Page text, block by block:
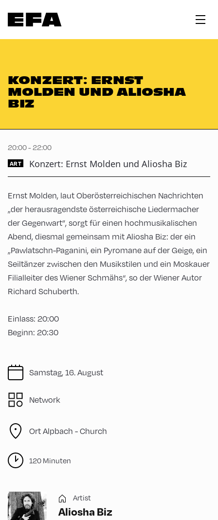
KONZERT: ERNST
MOLDEN UND ALIOSHA
BIZ
20:00 - 22:00
ART Konzert: Ernst Molden und Aliosha Biz
Samstag, 16. August
Network
Ort Alpbach -Church
120 Minuten
Ernst Molden, laut Oberösterreichischen Nachrichten
„der herausragendste österreichische Liedermacher
der Gegenwart”, sorgt für einen hochmusikalischen
Abend, diesmal gemeinsam mit Aliosha Biz: der ein
„Pawlatschn-Paganini, ein Pyromane auf der Geige, ein
Seiltänzer zwischen den Musikstilen und ein Moskauer
Filialleiter des Wiener Schmähs“, so der Wiener Autor
Richard Schuberth.
Einlass: 20:00
Beginn: 20:30
Artist
Aliosha Biz